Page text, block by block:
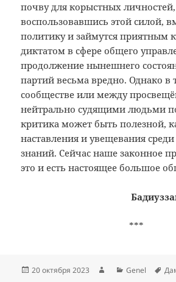
почву для корыстных
воспользовавшись этой силой,
политику и займутся приятным
диктатом в сфере общего
продолжение нынешнего
партий весьма вредно. Однако
сообществе или между
нейтрально судящими людьми
критика может быть полезной,
наставления и увещевания
знаний. Сейчас наше законное
это и есть настоящее большое
***
Опубликовано
20 октября 2023 АвторРубрики
Genel